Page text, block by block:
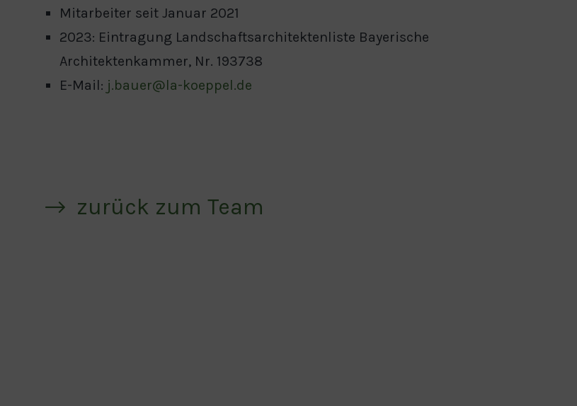
Mitarbeiter seit Januar 2021
2023: Eintragung Landschafts­architektenliste Bayerische
Architektenkammer, Nr. 193738
E-Mail: j.bauer@la-koeppel.de
zurück zum Team